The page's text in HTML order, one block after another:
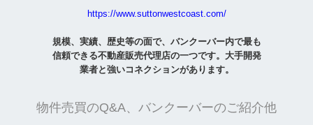
https://www.suttonwestcoast.com/
規模、実績、歴史等の面で、バンクーバー内で最も
信頼できる不動産販売代理店の一つです。大手開発
業者と強いコネクションがあります。
物件売買のQ&A、バンクーバーのご紹介他